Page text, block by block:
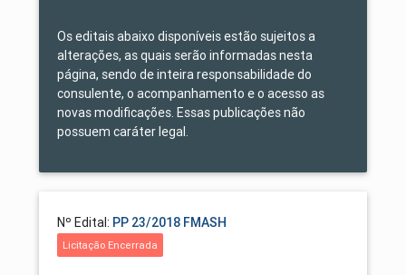
Os editais abaixo disponíveis estão sujeitos a
alterações, as quais serão informadas nesta
página, sendo de inteira responsabilidade do
consulente, o acompanhamento e o acesso as
novas modificações. Essas publicações não
possuem caráter legal.
Nº Edital: PP 23/2018 FMASH
Licitação Encerrada